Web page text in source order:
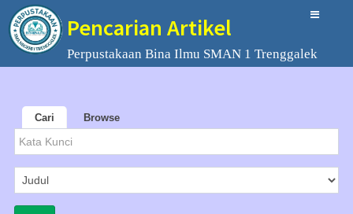
Pencarian Artikel
Perpustakaan Bina Ilmu SMAN 1 Trenggalek
Cari Browse